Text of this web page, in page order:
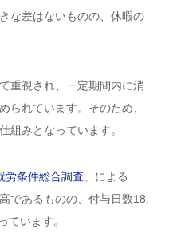
な差はないものの、休暇の
重視され、一定期間内に消
られています。そのため、
組みとなっています。
労条件総合調査 」による
であるものの、付与日数18.
ています。